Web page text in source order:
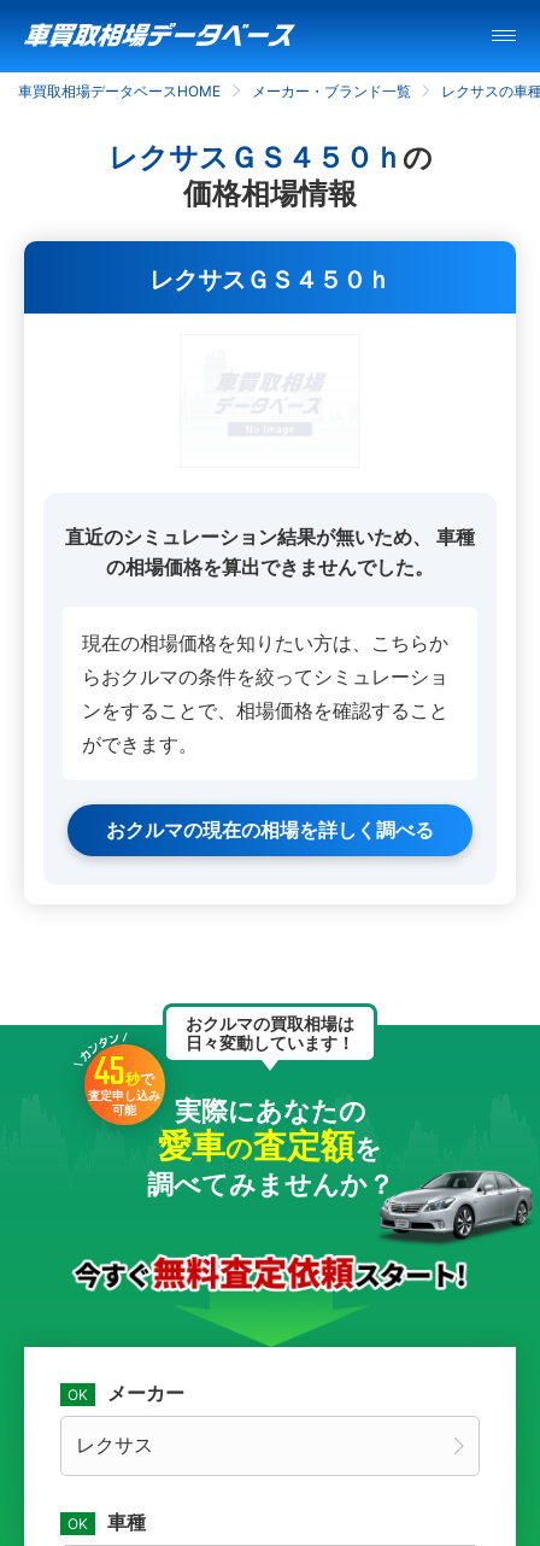
車買取相場データベースHOME メーカー・ブランド一覧 レクサスの車
レクサスＧＳ４５０ｈ の
価格相場情報
レクサスＧＳ４５０ｈ
直近のシミュレーション結果が無いため、
車種
の相場価格を算出できませんでした。
現在の相場価格を知りたい方は、こちらか
らおクルマの条件を絞ってシミュレーショ
ンをすることで、相場価格を確認すること
ができます。
おクルマの現在の相場を詳しく調べる
おクルマの買取相場は
日々変動しています！
45秒で
査定申し込み
可能
実際にあなたの
愛車の査定額を
調べてみませんか？
メーカー
車種